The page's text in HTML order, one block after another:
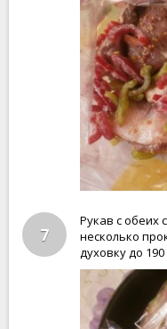
7
Рукав с обеих
несколько
духовку до